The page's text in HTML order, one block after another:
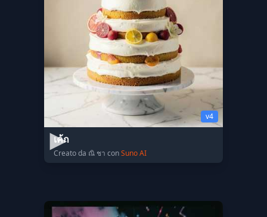
v4
เค้ก
Creato da ณิ ชา conSuno AI